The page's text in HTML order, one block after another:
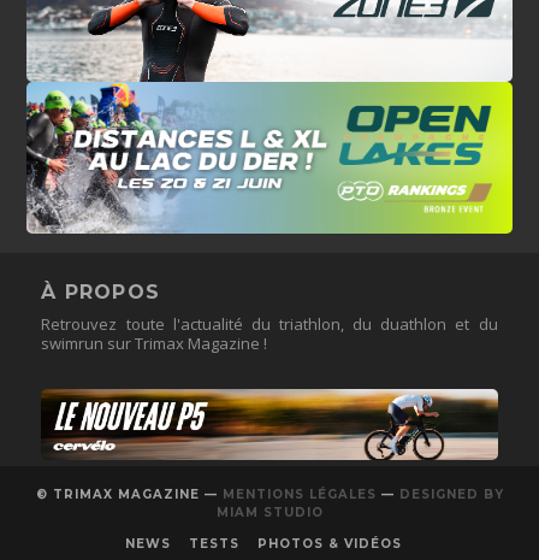
À PROPOS
Retrouvez toute l'actualité du triathlon, du duathlon et du
swimrun sur Trimax Magazine !
© TRIMAX MAGAZINE — MENTIONS LÉGALES — DESIGNED BY
MIAM STUDIO
NEWS
TESTS PHOTOS & VIDÉOS